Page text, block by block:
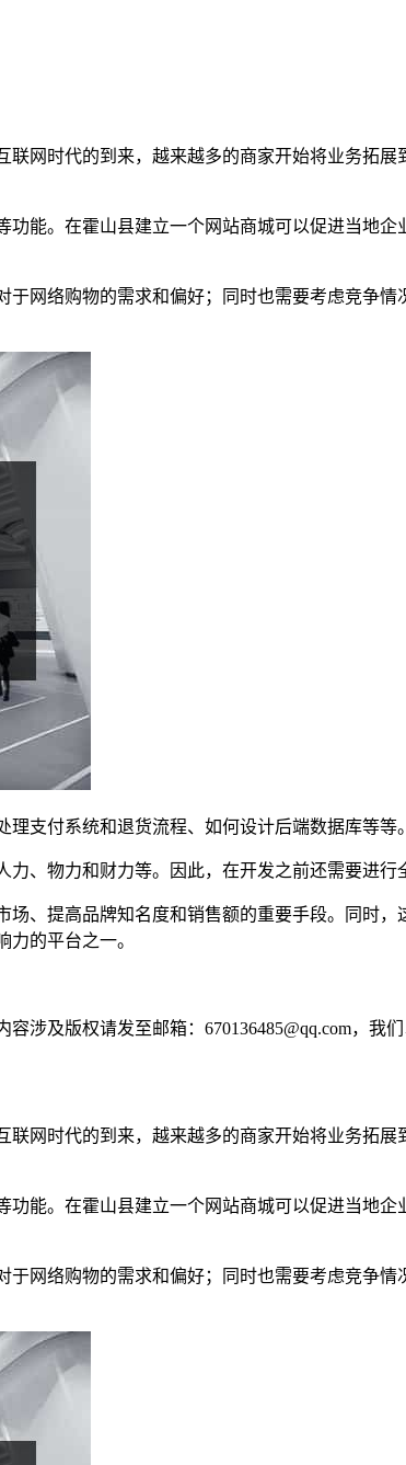
网时代的到来，越来越多的商家开始将业务拓
能。在霍山县建立一个网站商城可以促进当地
网络购物的需求和偏好；同时也需要考虑竞争
支付系统和退货流程、如何设计后端数据库等
、物力和财力等。因此，在开发之前还需要进
、提高品牌知名度和销售额的重要手段。同时
的平台之一。
涉及版权请发至邮箱：670136485@qq.com，我
网时代的到来，越来越多的商家开始将业务拓
能。在霍山县建立一个网站商城可以促进当地
网络购物的需求和偏好；同时也需要考虑竞争